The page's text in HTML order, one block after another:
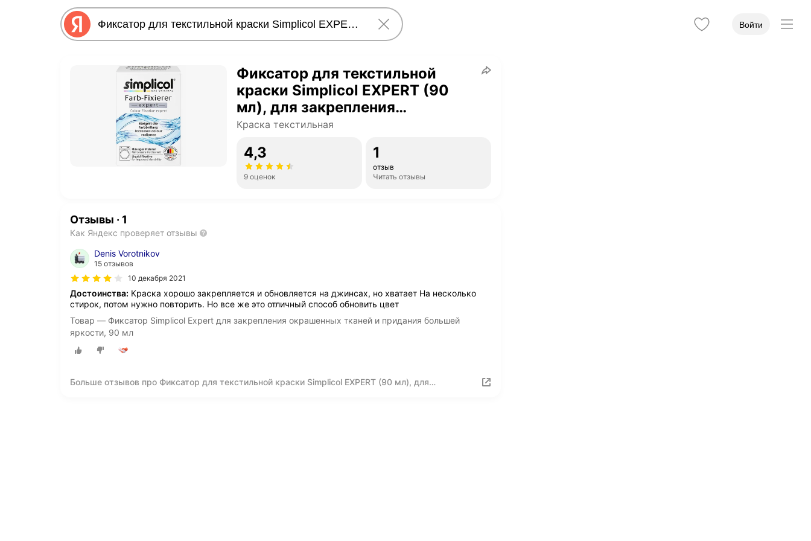
Войти
Фиксатор для текстильной
краски Simplicol EXPERT (90
мл), для закрепления
окрашенных тканей и придания
Краска текстильная
4,3
9 оценок
1
отзыв
Читать отзывы
Отзывы · 1
Как Яндекс проверяет отзывы
Denis Vorotnikov
15 отзывов
10 декабря 2021
Достоинства: Краска хорошо закрепляется и обновляется на джинсах, но хватает На несколько
стирок, потом нужно повторить. Но все же это отличный способ обновить цвет
Товар — Фиксатор Simplicol Expert для закрепления окрашенных тканей и придания большей
яркости, 90 мл
Больше отзывов про Фиксатор для текстильной краски Simplicol EXPERT (90 мл), для